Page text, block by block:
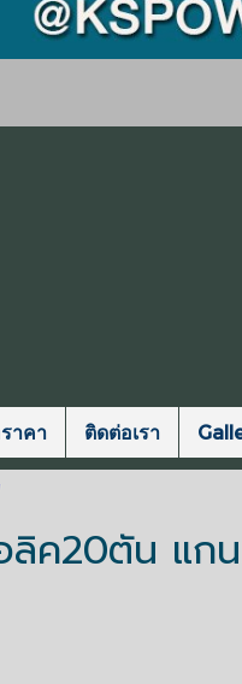
าคา ติดต่อเรา
ลิค20ตัน แก